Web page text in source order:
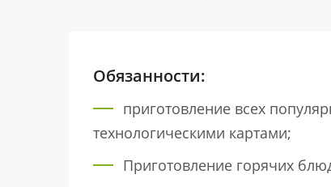
Обязанности:
приготовление всех
технологическими картами;
Приготовление горячих